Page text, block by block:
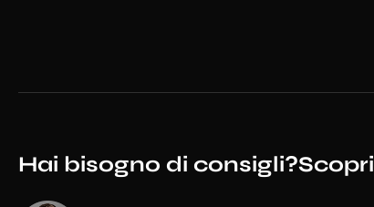
Hai bisogno di consigli?Scopri